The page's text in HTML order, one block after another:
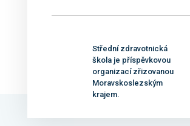
Střední zdravotnická
škola je příspěvkovou
organizací zřizovanou
Moravskoslezským
krajem.